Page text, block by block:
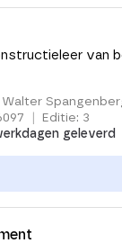
van
Editie: 3
geleverd